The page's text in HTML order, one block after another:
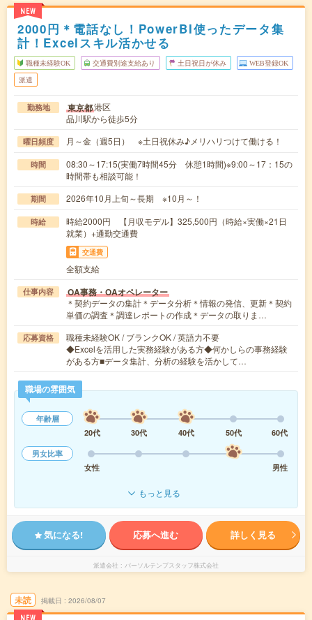
NEW
2000円＊電話なし！PowerBI使ったデータ集
計！Excelスキル活かせる
職種未経験OK 交通費別途支給あり 土日祝日が休み WEB登録OK
派遣
勤務地 東京都港区
品川駅から徒歩5分
曜日頻度 月～金（週5日） ※土日祝休み♪メリハリつけて働ける！
時間
08:30～17:15(実働7時間45分 休憩1時間)※9:00～17：15の
時間帯も相談可能！
期間 2026年10月上旬～長期 ※10月～！
時給
時給2000円 【月収モデル】325,500円（時給×実働×21日
就業）+通勤交通費
交通費
全額支給
仕事内容 OA事務・OAオペレーター
＊契約データの集計＊データ分析＊情報の発信、更新＊契約
単価の調査＊調達レポートの作成＊データの取りま…
応募資格
職種未経験OK / ブランクOK / 英語力不要
◆Excelを活用した実務経験がある方◆何かしらの事務経験
がある方■データ集計、分析の経験を活かして…
職場の雰囲気
年齢層
20代
30代 40代 50代
60代
男女比率
女性
男性
もっと見る
気になる! 応募へ進む 詳しく見る
派遣会社 パーソルテンプスタッフ株式会社
未読
NEW
掲載日 2026/08/07